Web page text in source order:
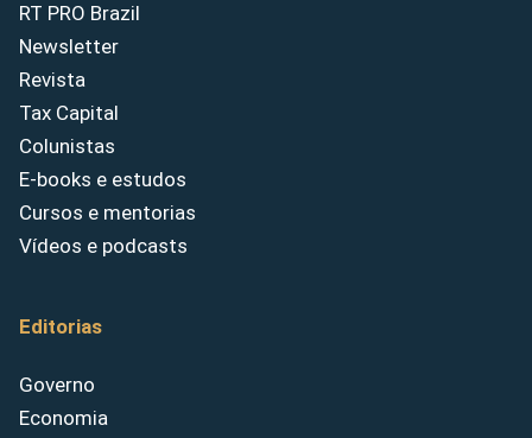
RT PRO Brazil
Newsletter
Revista
Tax Capital
Colunistas
E-books e estudos
Cursos e mentorias
Vídeos e podcasts
Editorias
Governo
Economia